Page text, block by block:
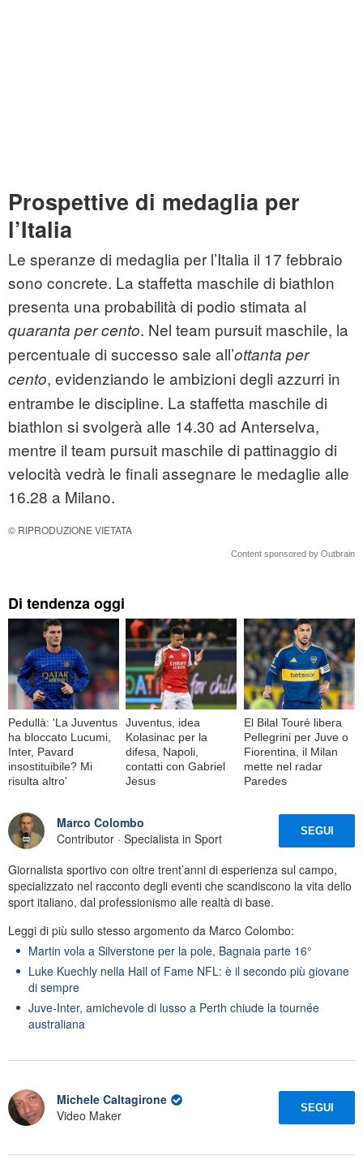
Prospettive di medaglia per
l’Italia
Le speranze di medaglia per l’Italia il 17 febbraio
sono concrete. La staffetta maschile di biathlon
presenta una probabilità di podio stimata al
quaranta per cento. Nel team pursuit maschile, la
percentuale di successo sale all’ottanta per
cento, evidenziando le ambizioni degli azzurri in
entrambe le discipline. La staffetta maschile di
biathlon si svolgerà alle 14.30 ad Anterselva,
mentre il team pursuit maschile di pattinaggio di
velocità vedrà le finali assegnare le medaglie alle
16.28 a Milano.
© RIPRODUZIONE VIETATA
Content sponsored by Outbrain
Di tendenza oggi
Pedullà: 'La Juventus
ha bloccato Lucumi,
Inter, Pavard
insostituibile? Mi
risulta altro'
Juventus, idea
Kolasinac per la
difesa, Napoli,
contatti con Gabriel
Jesus
El Bilal Touré libera
Pellegrini per Juve o
Fiorentina, il Milan
mette nel radar
Paredes
Marco Colombo
Contributor · Specialista in Sport
SEGUI
Giornalista sportivo con oltre trent’anni di esperienza sul campo,
specializzato nel racconto degli eventi che scandiscono la vita dello
sport italiano, dal professionismo alle realtà di base.
Leggi di più sullo stesso argomento da Marco Colombo:
Martin vola a Silverstone per la pole, Bagnaia parte 16°
Luke Kuechly nella Hall of Fame NFL: è il secondo più giovane
di sempre
Juve-Inter, amichevole di lusso a Perth chiude la tournée
australiana
Michele Caltagirone
Video Maker
SEGUI